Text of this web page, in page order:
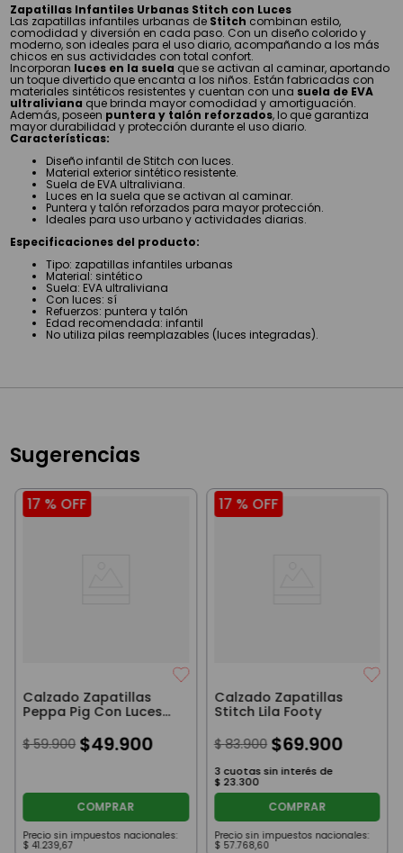
Zapatillas Infantiles Urbanas Stitch con Luces
Las zapatillas infantiles urbanas de Stitch combinan estilo,
comodidad y diversión en cada paso. Con un diseño colorido y
moderno, son ideales para el uso diario, acompañando a los más
chicos en sus actividades con total confort.
Incorporan luces en la suela que se activan al caminar, aportando
un toque divertido que encanta a los niños. Están fabricadas con
materiales sintéticos resistentes y cuentan con una suela de EVA
ultraliviana que brinda mayor comodidad y amortiguación.
Además, poseen puntera y talón reforzados, lo que garantiza
mayor durabilidad y protección durante el uso diario.
Características:
Diseño infantil de Stitch con luces.
Material exterior sintético resistente.
Suela de EVA ultraliviana.
Luces en la suela que se activan al caminar.
Puntera y talón reforzados para mayor protección.
Ideales para uso urbano y actividades diarias.
Especificaciones del producto:
Tipo: zapatillas infantiles urbanas
Material: sintético
Suela: EVA ultraliviana
Con luces: sí
Refuerzos: puntera y talón
Edad recomendada: infantil
No utiliza pilas reemplazables (luces integradas).
Sugerencias
17 % OFF
Calzado Zapatillas
Peppa Pig Con Luces
Footy
$ 59.900 $49.900
COMPRAR
Precio sin impuestos nacionales:
$ 41.239,67
17 % OFF
Calzado Zapatillas
Stitch Lila Footy
$ 83.900 $69.900
3 cuotas sin interés de
$ 23.300
COMPRAR
Precio sin impuestos nacionales:
$ 57.768,60